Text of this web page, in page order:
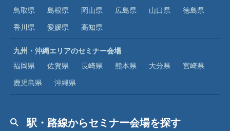
鳥取県
島根県 岡山県 広島県 山口県
徳島県
香川県
愛媛県 高知県
九州・沖縄エリアのセミナー会場
福岡県
佐賀県 長崎県 熊本県 大分県
宮崎県
鹿児島県
沖縄県
駅・路線からセミナー会場を探す